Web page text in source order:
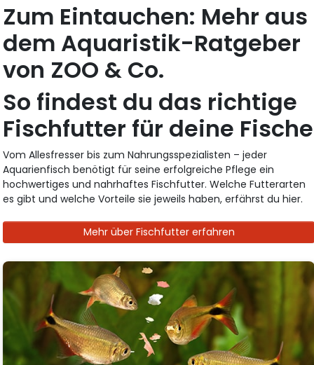
Zum Eintauchen: Mehr aus
dem Aquaristik-Ratgeber
von ZOO & Co.
So findest du das richtige
Fischfutter für deine Fische
Vom Allesfresser bis zum Nahrungsspezialisten – jeder
Aquarienfisch benötigt für seine erfolgreiche Pflege ein
hochwertiges und nahrhaftes Fischfutter. Welche Futterarten
es gibt und welche Vorteile sie jeweils haben, erfährst du hier.
Mehr über Fischfutter erfahren